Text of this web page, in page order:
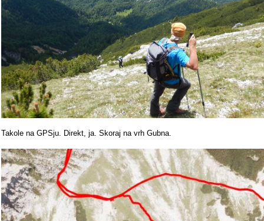
Takole na GPSju. Direkt, ja. Skoraj na vrh Gubna.